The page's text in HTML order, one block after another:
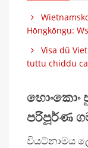
Hōngkōngu:
Visa dû
tuttu chiddu
හොංකොං
පරිපූර්ණ
වියට්නාමය